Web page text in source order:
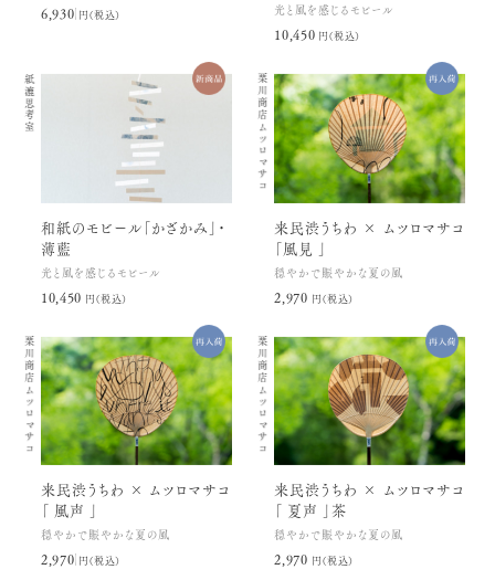
6,930円(税込) 光と風を感じるモビール
10,450円(税込)
紙漉思考室
和紙のモビール「かざかみ」・
薄藍
光と風を感じるモビール
10,450円(税込)
栗川商店
ムツロマサコ
来民渋うちわ × ムツロマサコ
「風見 」
穏やかで賑やかな夏の風
2,970円(税込)
栗川商店
ムツロマサコ
来民渋うちわ × ムツロマサコ
「 風声 」
穏やかで賑やかな夏の風
2,970円(税込)
栗川商店
ムツロマサコ
来民渋うちわ × ムツロマサコ
「 夏声 」茶
穏やかで賑やかな夏の風
2,970円(税込)